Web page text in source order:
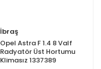
İbraş
Opel Astra F 1.4 8 Valf
Radyatör Üst Hortumu
Klimasız 1337389